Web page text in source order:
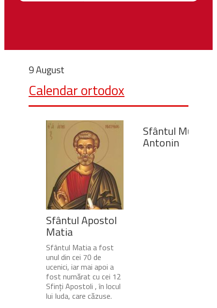
9 August
Calendar ortodox
Sfântul Apostol
Matia
Sfântul Matia a fost
unul din cei 70 de
ucenici, iar mai apoi a
fost numărat cu cei 12
Sfinți Apostoli , în locul
lui Iuda, care căzuse.
Sfântul Mucenic
Antonin